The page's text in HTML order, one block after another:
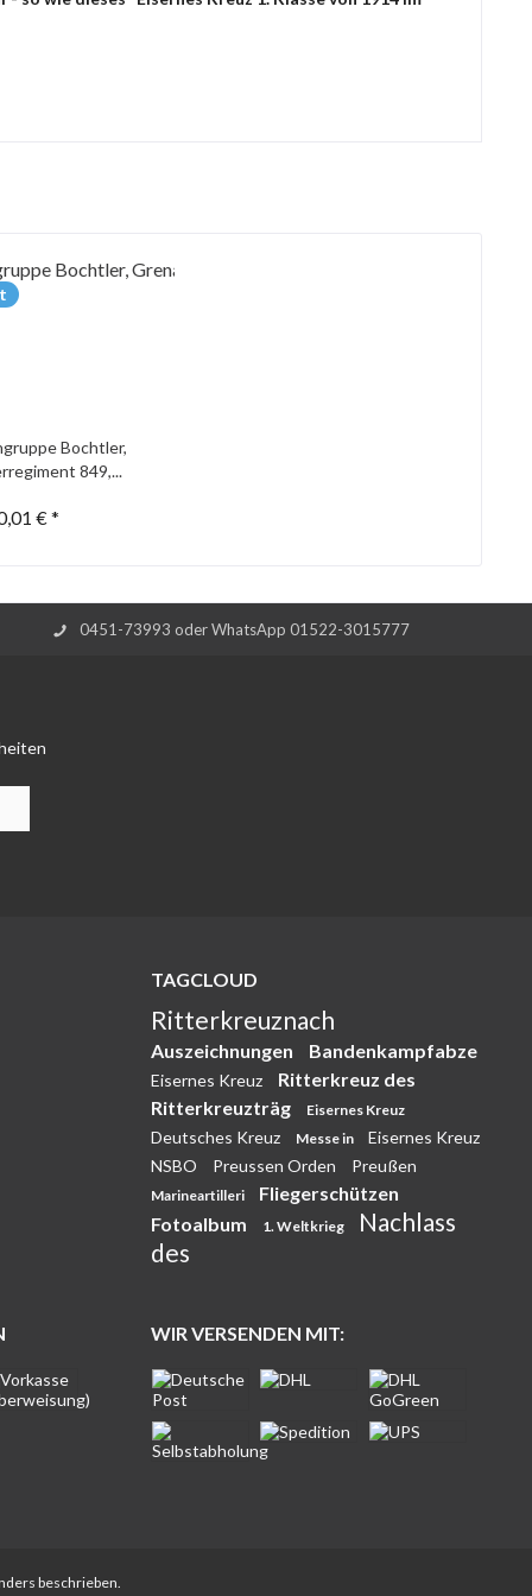
Bochtler,
849,...
€ *
0451-73993 oder WhatsApp 01522-3015777
TAGCLOUD
Ritterkreuznach
Auszeichnungen Bandenkampfabze
Eisernes Kreuz
Ritterkreuz des
Ritterkreuzträg
Eisernes Kreuz
Deutsches Kreuz Messe in
Eisernes Kreuz
NSBO
Preussen Orden Preußen
Marineartilleri
Fliegerschützen
Fotoalbum
1. Weltkrieg
Nachlass
des
WIR VERSENDEN MIT:
beschrieben.